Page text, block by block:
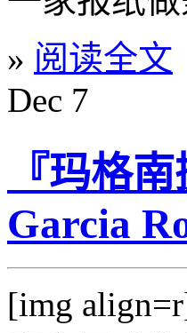
» 阅读全文
Dec 7
『玛格
Garcia
[img